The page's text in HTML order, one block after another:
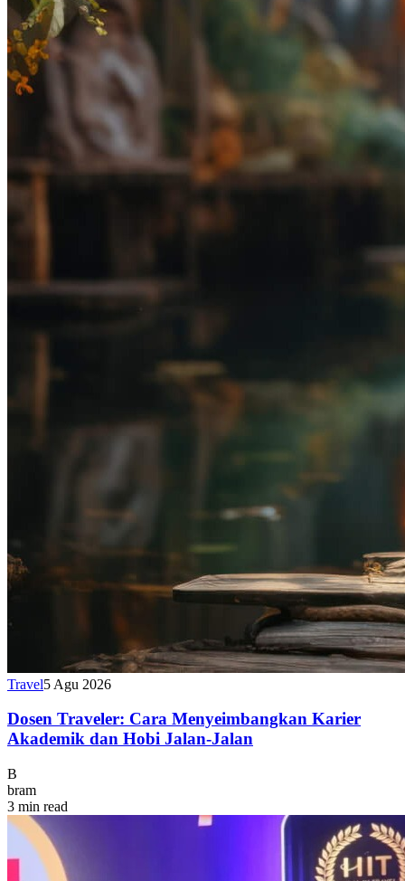
Travel5 Agu 2026
Dosen Traveler: Cara Menyeimbangkan Karier
Akademik dan Hobi Jalan-Jalan
B
bram
3 min read